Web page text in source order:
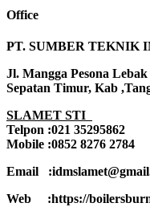
Office
PT. SUMBER TEKNIK
Jl. Mangga Pesona
Sepatan Timur, Kab
SLAMET STI
Telpon :021 35295862
Mobile :0852 8276 2784
Email
Web :https://